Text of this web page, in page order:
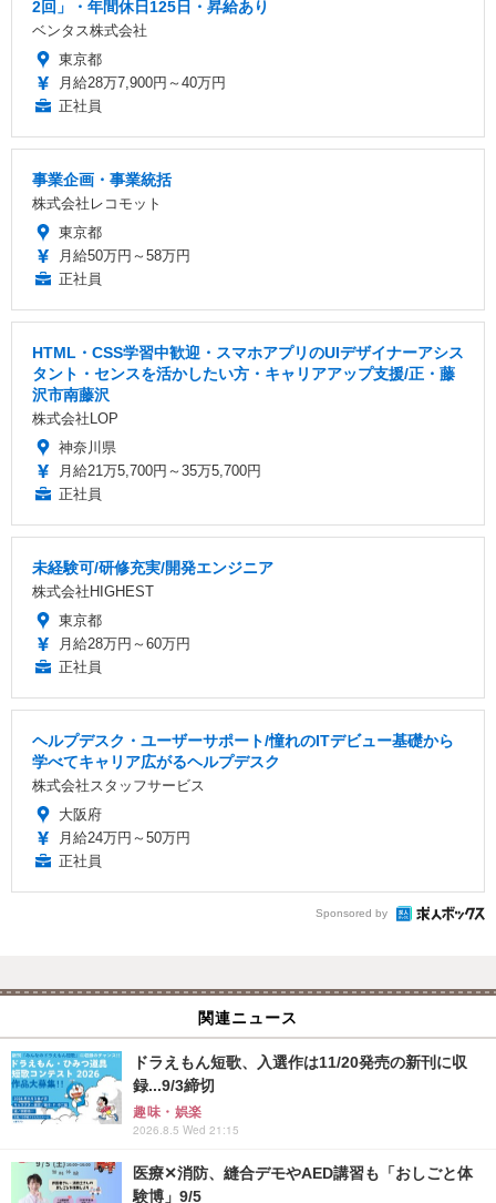
2回」・年間休日125日・昇給あり
ベンタス株式会社
東京都
月給28万7,900円～40万円
正社員
事業企画・事業統括
株式会社レコモット
東京都
月給50万円～58万円
正社員
HTML・CSS学習中歓迎・スマホアプリのUIデザイナーアシス
タント・センスを活かしたい方・キャリアアップ支援/正・藤
沢市南藤沢
株式会社LOP
神奈川県
月給21万5,700円～35万5,700円
正社員
未経験可/研修充実/開発エンジニア
株式会社HIGHEST
東京都
月給28万円～60万円
正社員
ヘルプデスク・ユーザーサポート/憧れのITデビュー基礎から
学べてキャリア広がるヘルプデスク
株式会社スタッフサービス
大阪府
月給24万円～50万円
正社員
Sponsored by
関連ニュース
ドラえもん短歌、入選作は11/20発売の新刊に収
録...9/3締切
趣味・娯楽
2026.8.5 Wed 21:15
医療✕消防、縫合デモやAED講習も「おしごと体
験博」9/5